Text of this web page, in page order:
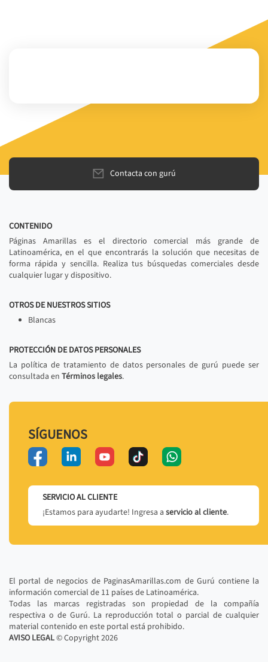
Contacta con gurú
CONTENIDO
Páginas Amarillas es el directorio comercial más grande de
Latinoamérica, en el que encontrarás la solución que necesitas de
forma rápida y sencilla. Realiza tus búsquedas comerciales desde
cualquier lugar y dispositivo.
OTROS DE NUESTROS SITIOS
Blancas
PROTECCIÓN DE DATOS PERSONALES
La política de tratamiento de datos personales de gurú puede ser
consultada en Términos legales.
SÍGUENOS
SERVICIO AL CLIENTE
¡Estamos para ayudarte! Ingresa a servicio al cliente.
El portal de negocios de PaginasAmarillas.com de Gurú contiene la
información comercial de 11 países de Latinoamérica.
Todas las marcas registradas son propiedad de la compañía
respectiva o de Gurú. La reproducción total o parcial de cualquier
material contenido en este portal está prohibido.
AVISO LEGAL© Copyright2026